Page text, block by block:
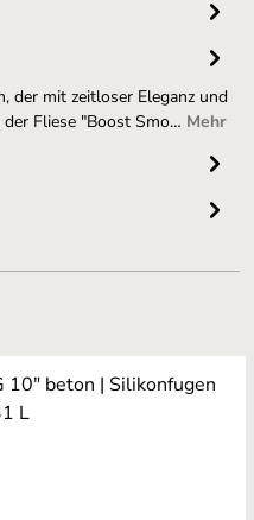
der mit zeitloser Eleganz und
Fliese "Boost Smo… Mehr